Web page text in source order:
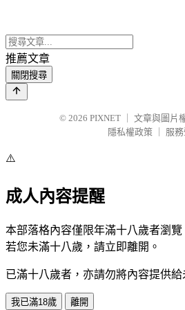
推薦文章
關閉搜尋
© 2026 PIXNET
文章與圖片
隱私權政策
服
⚠️
成人內容提醒
本部落格內容僅限年滿十八歲者瀏覽
若您未滿十八歲，請立即離開。
已滿十八歲者，亦請勿將內容提供給
我已滿18歲 離開